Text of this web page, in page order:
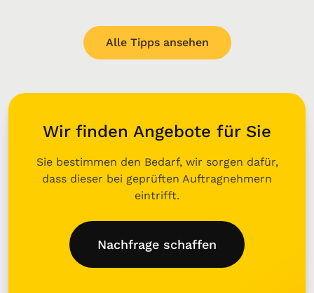
Alle Tipps ansehen
Wir finden Angebote für Sie
Sie bestimmen den Bedarf, wir sorgen dafür,
dass dieser bei geprüften Auftragnehmern
eintrifft.
Nachfrage schaffen